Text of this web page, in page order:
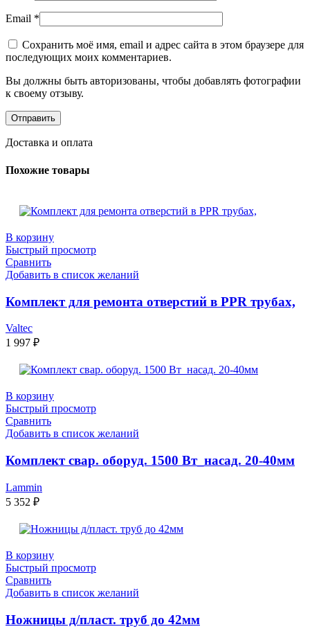
Email *
Сохранить моё имя, email и адрес сайта в этом браузере для
последующих моих комментариев.
Вы должны быть авторизованы, чтобы добавлять фотографии
к своему отзыву.
Доставка и оплата
Похожие товары
В корзину
Быстрый просмотр
Сравнить
Добавить в список желаний
Комплект для ремонта отверстий в PPR трубах,
Valtec
1 997 ₽
В корзину
Быстрый просмотр
Сравнить
Добавить в список желаний
Комплект свар. оборуд. 1500 Вт_насад. 20-40мм
Lammin
5 352 ₽
В корзину
Быстрый просмотр
Сравнить
Добавить в список желаний
Ножницы д/пласт. труб до 42мм